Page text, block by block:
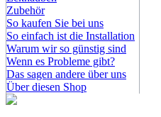
Zubehör
So kaufen Sie bei uns
So einfach ist die Installation
Warum wir so günstig sind
Wenn es Probleme gibt?
Das sagen andere über uns
Über diesen Shop